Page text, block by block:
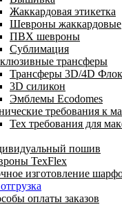
Жаккардовая этикетка
Шевроны жаккардовые
ПВХ шевроны
Сублимация
трансферы
Трансферы 3D/4D
3D силикон
Эмблемы Ecodomes
требования к
Тех требования для
пошив
TexFlex
изготовление
оплаты заказов